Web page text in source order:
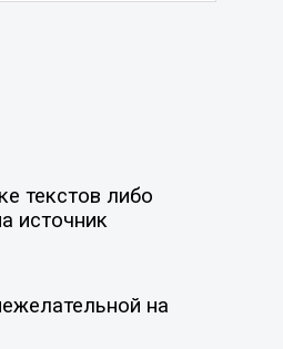
текстов либо
источник
на